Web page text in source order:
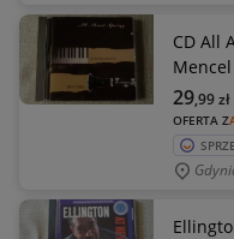
CD All
Mencel
OFERTA Z
29,99zł